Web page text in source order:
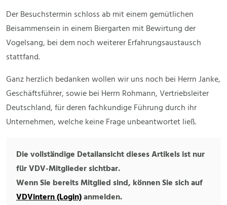
Der Besuchstermin schloss ab mit einem gemütlichen
Beisammensein in einem Biergarten mit Bewirtung der
Vogelsang, bei dem noch weiterer Erfahrungsaustausch
stattfand.
Ganz herzlich bedanken wollen wir uns noch bei Herrn Janke,
Geschäftsführer, sowie bei Herrn Rohmann, Vertriebsleiter
Deutschland, für deren fachkundige Führung durch ihr
Unternehmen, welche keine Frage unbeantwortet ließ.
Die vollständige Detailansicht dieses Artikels ist nur
für VDV-Mitglieder sichtbar.
Wenn Sie bereits Mitglied sind, können Sie sich auf
VDVintern (Login)anmelden.